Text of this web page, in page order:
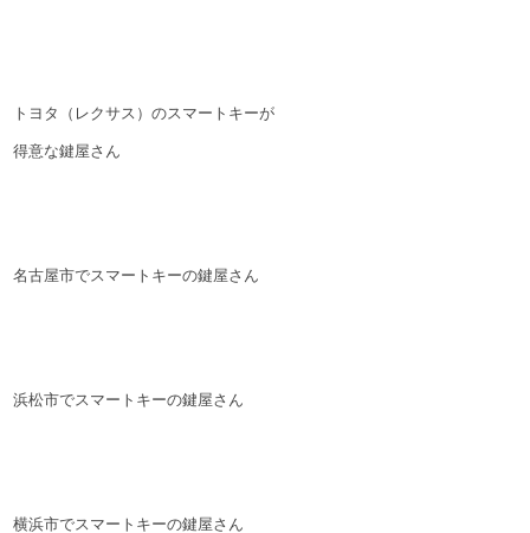
トヨタ（レクサス）のスマートキーが
得意な鍵屋さん
名古屋市でスマートキーの鍵屋さん
浜松市でスマートキーの鍵屋さん
横浜市でスマートキーの鍵屋さん